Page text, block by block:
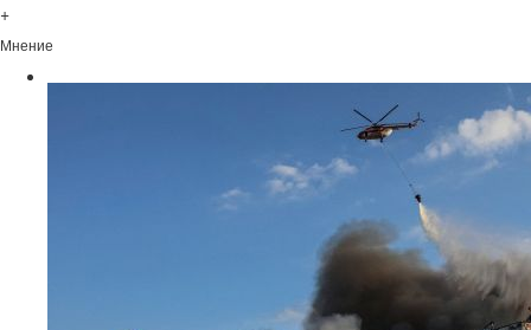
+
Мнение